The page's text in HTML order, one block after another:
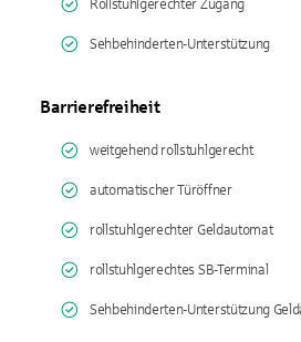
Rollstuhlgerechter Zugang
Sehbehinderten-Unterstützung
Barrierefreiheit
weitgehend rollstuhlgerecht
automatischer Türöffner
rollstuhlgerechter Geldautomat
rollstuhlgerechtes SB-Terminal
Sehbehinderten-Unterstützung